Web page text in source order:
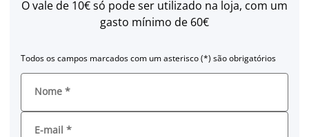
O vale de 10€ só pode ser utilizado na loja, com um
gasto mínimo de 60€
Todos os campos marcados com um asterisco (*) são obrigatórios
Nome *
E-mail *